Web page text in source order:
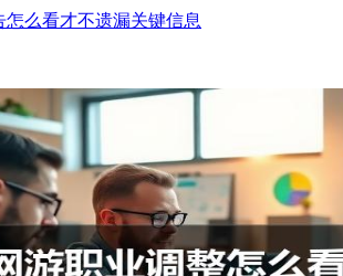
怎么看才不遗漏关键信息